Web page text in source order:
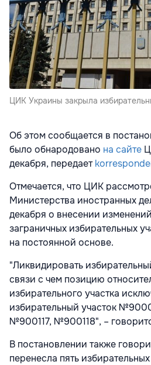
ЦИК Украины закрыла
Об этом сообщается в
было обнародовано на сайте
декабря, передает
Отмечается, что ЦИК
Министерства иностранных
декабря о внесении
заграничных избирательных
на постоянной основе.
"Ликвидировать
связи с чем позицию
избирательного участка
избирательный участок
№900117, №900118", –
В постановлении также
перенесла пять